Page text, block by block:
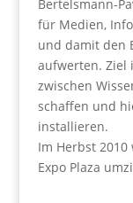
Bertelsmann-
für Medien,
und damit den
aufwerten. Ziel
zwischen
schaffen und
installieren.
Im Herbst
Expo Plaza